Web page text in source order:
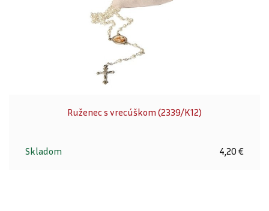
Ruženec s vrecúškom (2339/K12)
Skladom 4,20 €